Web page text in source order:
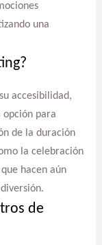
una
accesibilidad,
opción para
de la duración
la celebración
hacen aún
de